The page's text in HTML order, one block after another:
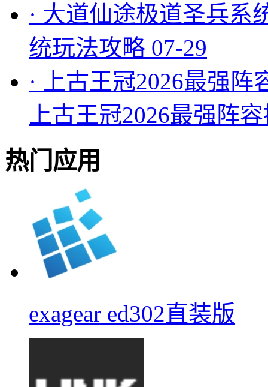
· 大道仙途极道圣兵系
统玩法攻略 07-29
·
上古王冠2026最强
上古王冠2026最强阵
热门应用
exagear ed302直装版